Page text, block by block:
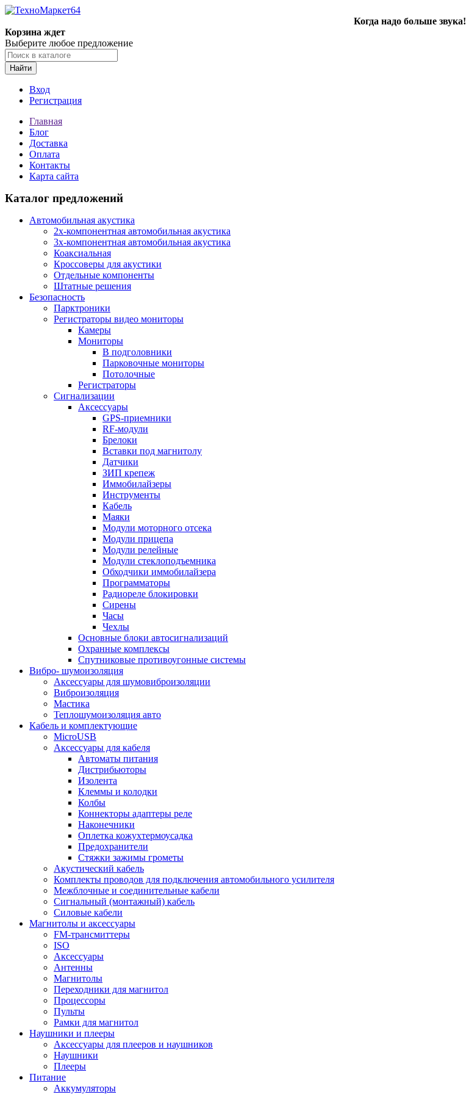
Когда надо больше звука!
Корзина ждет
Выберите любое предложение
Найти
Вход
Регистрация
Главная
Блог
Доставка
Оплата
Контакты
Карта сайта
Каталог предложений
Автомобильная акустика
2х-компонентная автомобильная акустика
3х-компонентная автомобильная акустика
Коаксиальная
Кроссоверы для акустики
Отдельные компоненты
Штатные решения
Безопасность
Парктроники
Регистраторы видео мониторы
Камеры
Мониторы
В подголовники
Парковочные мониторы
Потолочные
Регистраторы
Сигнализации
Аксессуары
GPS-приемники
RF-модули
Брелоки
Вставки под магнитолу
Датчики
ЗИП крепеж
Иммобилайзеры
Инструменты
Кабель
Маяки
Модули моторного отсека
Модули прицепа
Модули релейные
Модули стеклоподъемника
Обходчики иммобилайзера
Программаторы
Радиореле блокировки
Сирены
Часы
Чехлы
Основные блоки автосигнализаций
Охранные комплексы
Спутниковые противоугонные системы
Вибро- шумоизоляция
Аксессуары для шумовиброизоляции
Виброизоляция
Мастика
Теплошумоизоляция авто
Кабель и комплектующие
MicroUSB
Аксессуары для кабеля
Автоматы питания
Дистрибьюторы
Изолента
Клеммы и колодки
Колбы
Коннекторы адаптеры реле
Наконечники
Оплетка кожухтермоусадка
Предохранители
Стяжки зажимы грометы
Акустический кабель
Комплекты проводов для подключения автомобильного усилителя
Межблочные и соединительные кабели
Сигнальный (монтажный) кабель
Силовые кабели
Магнитолы и аксессуары
FM-трансмиттеры
ISO
Аксессуары
Антенны
Магнитолы
Переходники для магнитол
Процессоры
Пульты
Рамки для магнитол
Наушники и плееры
Аксессуары для плееров и наушников
Наушники
Плееры
Питание
Аккумуляторы